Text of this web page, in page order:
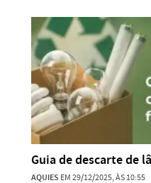
Guia de descarte de
AQUIES EM 29/12/2025, ÀS 10:55